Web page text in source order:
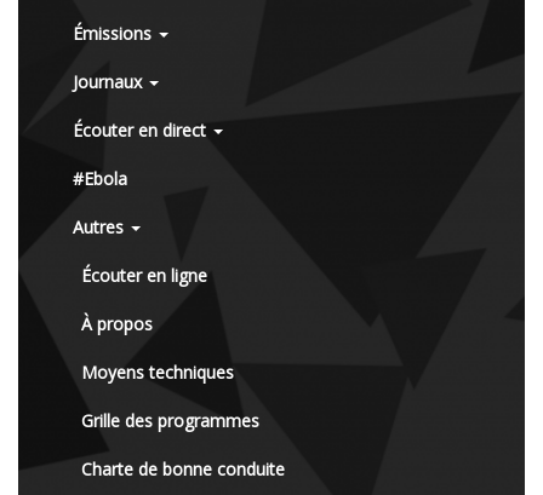
Émissions
Journaux
Écouter en direct
#Ebola
Autres
Écouter en ligne
À propos
Moyens techniques
Grille des programmes
Charte de bonne conduite